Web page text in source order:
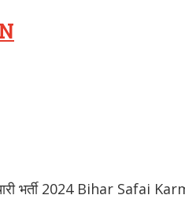
भर्ती 2024 Bihar